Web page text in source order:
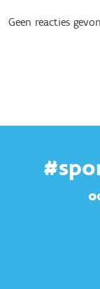
Geen reacties